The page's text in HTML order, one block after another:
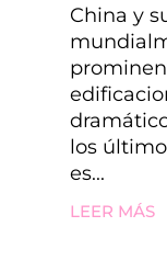
China y
los
es...
LEER MÁS